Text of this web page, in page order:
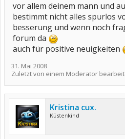
vor allem deinem mann und
bestimmt nicht alles spurlos
besserung und wenn noch
forum da
auch für positive neuigkeiten
31. Mai 2008
Zuletzt von einem Moderator
Kristina cux.
Küstenkind